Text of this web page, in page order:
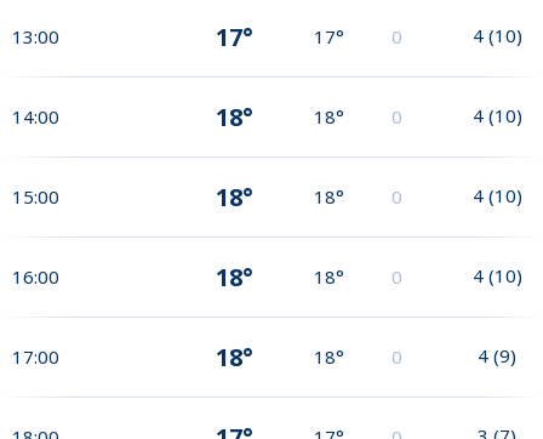
13:00 17° 17° 0 4 (10)
14:00 18° 18° 0 4 (10)
15:00 18° 18° 0 4 (10)
16:00 18° 18° 0 4 (10)
17:00 18° 18° 0 4 (9)